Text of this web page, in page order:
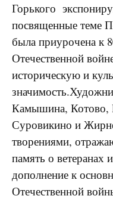
Горького
посвященные теме
была приурочена к
Отечественной
историческую и
Камышина, Котово,
Суровикино и
творениями,
память о
дополнение к
Отечественной